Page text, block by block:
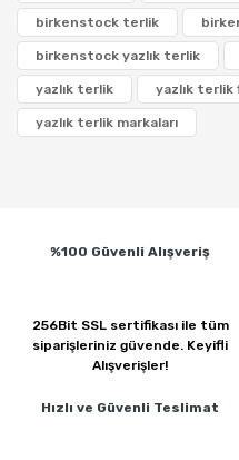
birkenstock terlik
birkenstock yazlık terlik
yazlık terlik yazlık terlik
yazlık terlik markaları
%100 Güvenli Alışveriş
256Bit SSL sertifikası ile tüm
siparişleriniz güvende. Keyifli
Alışverişler!
Hızlı ve Güvenli Teslimat